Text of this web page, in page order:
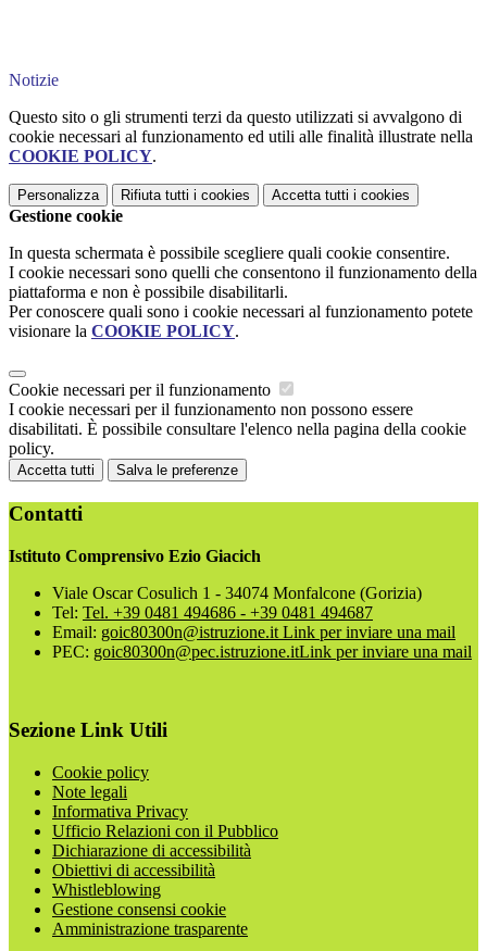
Notizie
Questo sito o gli strumenti terzi da questo utilizzati si avvalgono di
cookie necessari al funzionamento ed utili alle finalità illustrate nella
COOKIE POLICY.
Personalizza Rifiuta tutti i cookies Accetta tutti i cookies
Gestione cookie
In questa schermata è possibile scegliere quali cookie consentire.
I cookie necessari sono quelli che consentono il funzionamento della
piattaforma e non è possibile disabilitarli.
Per conoscere quali sono i cookie necessari al funzionamento potete
visionare la COOKIE POLICY.
Cookie necessari per il funzionamento
I cookie necessari per il funzionamento non possono essere
disabilitati. È possibile consultare l'elenco nella pagina della cookie
policy.
Accetta tutti Salva le preferenze
Contatti
Istituto Comprensivo Ezio Giacich
Viale Oscar Cosulich 1 - 34074 Monfalcone (Gorizia)
Tel: Tel. +39 0481 494686 - +39 0481 494687
Email: goic80300n@istruzione.it Link per inviare una mail
PEC: goic80300n@pec.istruzione.itLink per inviare una mail
Sezione Link Utili
Cookie policy
Note legali
Informativa Privacy
Ufficio Relazioni con il Pubblico
Dichiarazione di accessibilità
Obiettivi di accessibilità
Whistleblowing
Gestione consensi cookie
Amministrazione trasparente